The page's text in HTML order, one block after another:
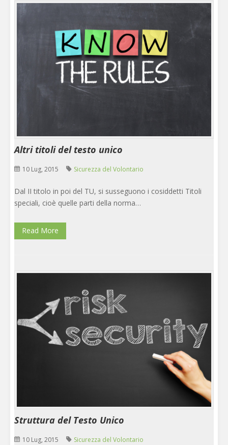
Altri titoli del testo unico
10 Lug, 2015 Sicurezza del Volontario
Dal II titolo in poi del TU, si susseguono i cosiddetti Titoli
speciali, cioè quelle parti della norma…
Read More
Struttura del Testo Unico
10 Lug, 2015 Sicurezza del Volontario